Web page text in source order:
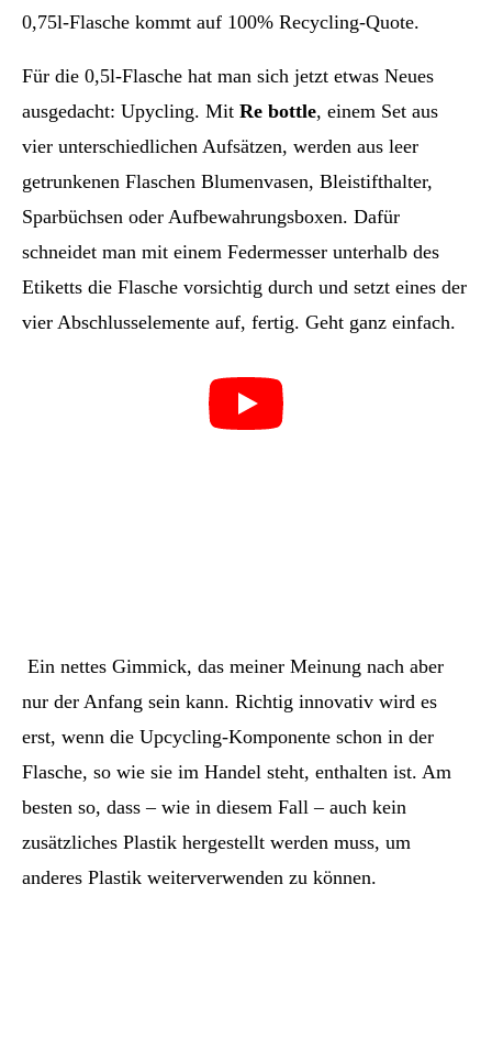
0,75l-Flasche kommt auf 100% Recycling-Quote.
Für die 0,5l-Flasche hat man sich jetzt etwas Neues
ausgedacht: Upycling. Mit Re bottle, einem Set aus
vier unterschiedlichen Aufsätzen, werden aus leer
getrunkenen Flaschen Blumenvasen, Bleistifthalter,
Sparbüchsen oder Aufbewahrungsboxen. Dafür
schneidet man mit einem Federmesser unterhalb des
Etiketts die Flasche vorsichtig durch und setzt eines der
vier Abschlusselemente auf, fertig. Geht ganz einfach.
Ein nettes Gimmick, das meiner Meinung nach aber
nur der Anfang sein kann. Richtig innovativ wird es
erst, wenn die Upcycling-Komponente schon in der
Flasche, so wie sie im Handel steht, enthalten ist. Am
besten so, dass – wie in diesem Fall – auch kein
zusätzliches Plastik hergestellt werden muss, um
anderes Plastik weiterverwenden zu können.